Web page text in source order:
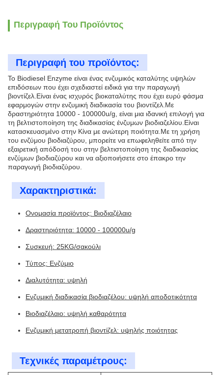
Περιγραφή Του Προϊόντος
Περιγραφή του προϊόντος:
Το Biodiesel Enzyme είναι ένας ενζυμικός καταλύτης υψηλών
επιδόσεων που έχει σχεδιαστεί ειδικά για την παραγωγή
βιοντίζελ.Είναι ένας ισχυρός βιοκαταλύτης που έχει ευρύ φάσμα
εφαρμογών στην ενζυμική διαδικασία του βιοντίζελ.Με
δραστηριότητα 10000 - 100000u/g, είναι μια ιδανική επιλογή για
τη βελτιστοποίηση της διαδικασίας ένζυμων βιοδιαζελίου.Είναι
κατασκευασμένο στην Κίνα με ανώτερη ποιότητα.Με τη χρήση
του ενζύμου βιοδιαζύρου, μπορείτε να επωφεληθείτε από την
εξαιρετική απόδοσή του στην βελτιστοποίηση της διαδικασίας
ενζύμων βιοδιαζύρου και να αξιοποιήσετε στο έπακρο την
παραγωγή βιοδιαζύρου.
Χαρακτηριστικά:
Ονομασία προϊόντος: Βιοδιαζέλαιο
Δραστηριότητα: 10000 - 100000u/g
Συσκευή: 25KG/σακούλι
Τύπος: Ενζύμιο
Διαλυτότητα: υψηλή
Ενζυμική διαδικασία βιοδιαζέλου: υψηλή αποδοτικότητα
Βιοδιαζέλαιο: υψηλή καθαρότητα
Ενζυμική μετατροπή βιοντίζελ: υψηλής ποιότητας
Τεχνικές παραμέτρους: